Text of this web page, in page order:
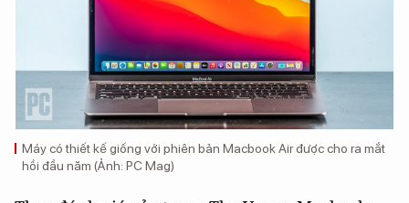
Máy có thiết kế giống với phiên bản Macbook Air được cho ra mắt
hồi đầu năm (Ảnh: PC Mag)